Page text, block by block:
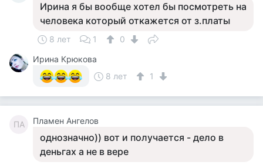
Ирина я бы вообще хотел бы посмотреть на
человека который откажется от з.платы
8 лет 1
0
Ирина Крюкова
8 лет
1
ПА Пламен Ангелов
однозначно)) вот и получается - дело в
деньгах а не в вере